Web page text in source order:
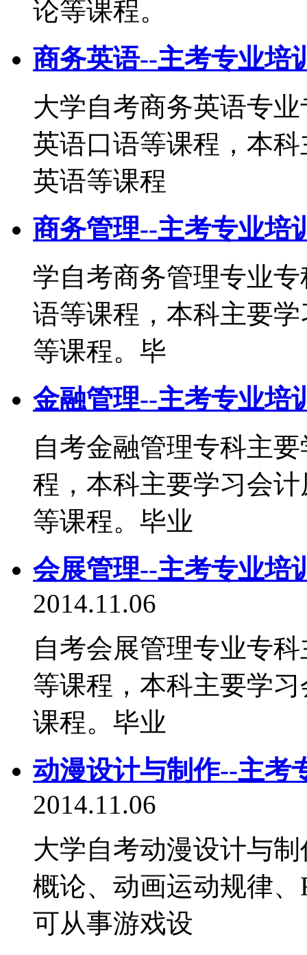
论等课程。
商务英语--主考专业培
大学自考商务英语专
英语口语等课程，本
英语等课程
商务管理--主考专业培
学自考商务管理专业
语等课程，本科主要
等课程。毕
金融管理--主考专业培
自考金融管理专科主
程，本科主要学习会
等课程。毕业
会展管理--主考专业培
2014.11.06
自考会展管理专业专
等课程，本科主要学
课程。毕业
动漫设计与制作--主考
2014.11.06
大学自考动漫设计与
概论、动画运动规律
可从事游戏设